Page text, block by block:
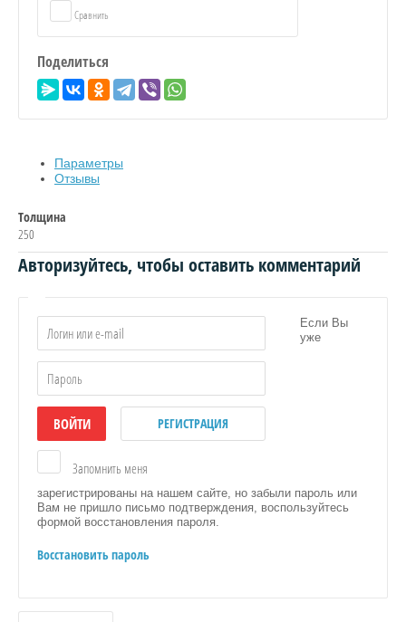
Сравнить
Поделиться
Параметры
Отзывы
Толщина
250
Авторизуйтесь, чтобы оставить комментарий
ВОЙТИ РЕГИСТРАЦИЯ
Запомнить меня
Если Вы
уже
зарегистрированы на нашем сайте, но забыли пароль или
Вам не пришло письмо подтверждения, воспользуйтесь
формой восстановления пароля.
Восстановить пароль